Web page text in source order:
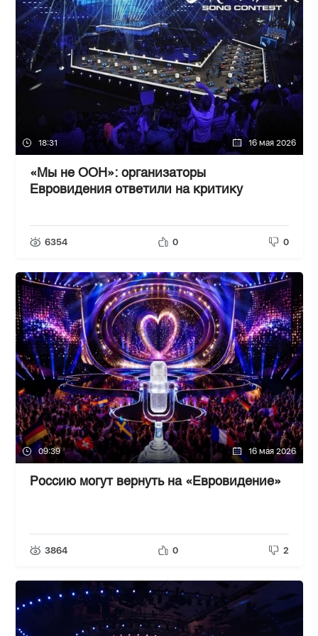
18:31 16 мая 2026
«Мы не ООН»: организаторы
Евровидения ответили на критику
6354 0 0
09:39 16 мая 2026
Россию могут вернуть на «Евровидение»
3864 0 2